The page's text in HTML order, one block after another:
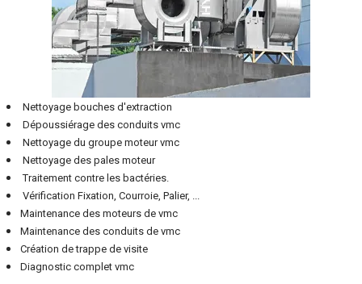
Nettoyage bouches d'extraction
Dépoussiérage des conduits vmc
Nettoyage du groupe moteur vmc
Nettoyage des pales moteur
Traitement contre les bactéries.
Vérification Fixation, Courroie, Palier, ...
Maintenance des moteurs de vmc
Maintenance des conduits de vmc
Création de trappe de visite
Diagnostic complet vmc